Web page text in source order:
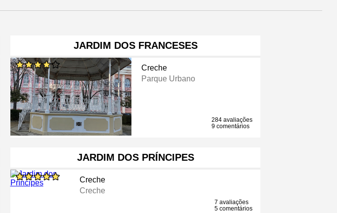
JARDIM DOS FRANCESES
Creche
Parque Urbano
284 avaliações
9 comentários
JARDIM DOS PRÍNCIPES
Creche
Creche
7 avaliações
5 comentários